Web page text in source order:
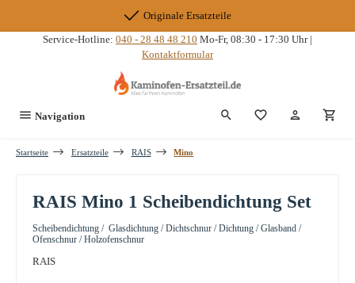
Originale Ersatzteile
Service-Hotline: 040 - 28 48 48 210 Mo-Fr, 08:30 - 17:30 Uhr |
Kontaktformular
Navigation Du hast 0
Startseite Ersatzteile RAIS Mino
RAIS Mino 1 Scheibendichtung Set
Scheibendichtung / Glasdichtung / Dichtschnur / Dichtung / Glasband /
Ofenschnur / Holzofenschnur
RAIS